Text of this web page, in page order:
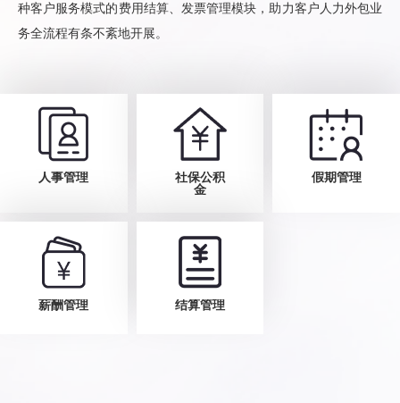
种客户服务模式的费用结算、发票管理模块，助力客户人力外包业
务全流程有条不紊地开展。
人事管理
人事管理
社保公积
金
社保公积
金
假期管理
假期管理
薪酬管理
薪酬管理 结算管理
结算管理